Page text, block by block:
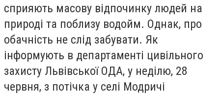
сприяють масову відпочинку людей на
природі та поблизу водойм. Однак, про
обачність не слід забувати. Як
інформують в департаменті цивільного
захисту Львівської ОДА, у неділю, 28
червня, з потічка у селі Модричі